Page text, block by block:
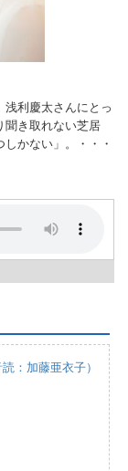
利慶太さんにとっ
聞き取れない芝居
かない」。・・・
：加藤亜衣子）